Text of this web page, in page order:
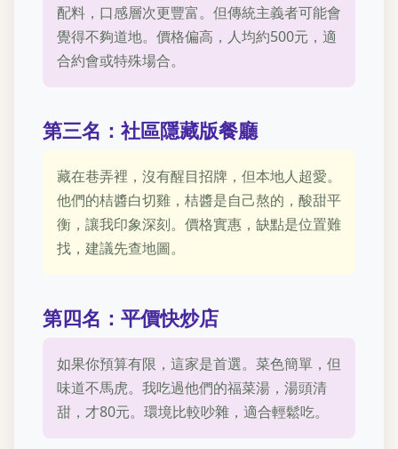
配料，口感層次更豐富。但傳統主義者可能會
覺得不夠道地。價格偏高，人均約500元，適
合約會或特殊場合。
第三名：社區隱藏版餐廳
藏在巷弄裡，沒有醒目招牌，但本地人超愛。
他們的桔醬白切雞，桔醬是自己熬的，酸甜平
衡，讓我印象深刻。價格實惠，缺點是位置難
找，建議先查地圖。
第四名：平價快炒店
如果你預算有限，這家是首選。菜色簡單，但
味道不馬虎。我吃過他們的福菜湯，湯頭清
甜，才80元。環境比較吵雜，適合輕鬆吃。